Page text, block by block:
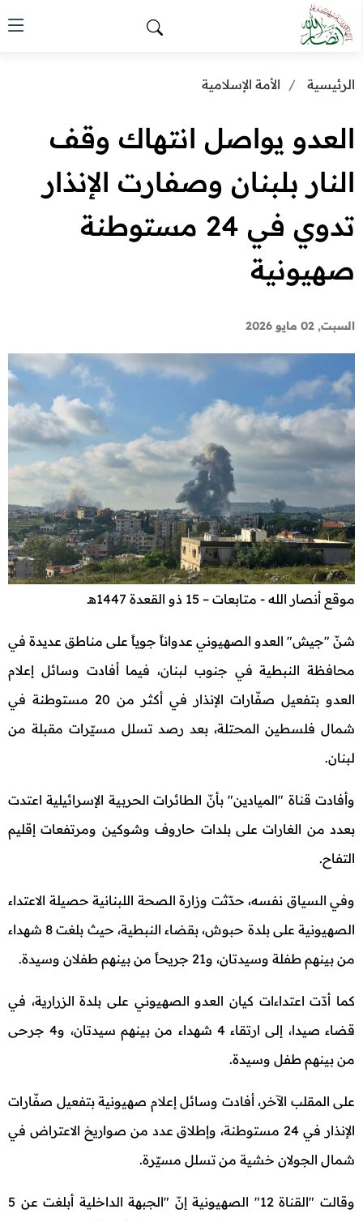
الرئيسية الأمة الإسلامية
العدو يواصل انتهاك وقف
النار بلبنان وصفارت الإنذار
تدوي في 24 مستوطنة
صهيونية
السبت, 02 مايو 2026
موقع أنصار الله - متابعات – 15 ذو القعدة 1447هـ
شنّ "جيش" العدو الصهيوني عدواناً جوياً على مناطق عديدة في
محافظة النبطية في جنوب لبنان، فيما أفادت وسائل إعلام
العدو بتفعيل صفّارات الإنذار في أكثر من 20 مستوطنة في
شمال فلسطين المحتلة، بعد رصد تسلل مسيّرات مقبلة من
لبنان.
وأفادت قناة "الميادين" بأنّ الطائرات الحربية الإسرائيلية اعتدت
بعدد من الغارات على بلدات حاروف وشوكين ومرتفعات إقليم
التفاح.
وفي السياق نفسه، حدّثت وزارة الصحة اللبنانية حصيلة الاعتداء
الصهيونية على بلدة حبوش، بقضاء النبطية، حيث بلغت 8 شهداء
من بينهم طفلة وسيدتان، و21 جريحاً من بينهم طفلان وسيدة.
كما أدّت اعتداءات كيان العدو الصهيوني على بلدة الزرارية، في
قضاء صيدا، إلى ارتقاء 4 شهداء من بينهم سيدتان، و4 جرحى
من بينهم طفل وسيدة.
على المقلب الآخر، أفادت وسائل إعلام صهيونية بتفعيل صفّارات
الإنذار في 24 مستوطنة، وإطلاق عدد من صواريخ الاعتراض في
شمال الجولان خشية من تسلل مسيّرة.
وقالت "القناة 12" الصهيونية إنّ "الجبهة الداخلية أبلغت عن 5